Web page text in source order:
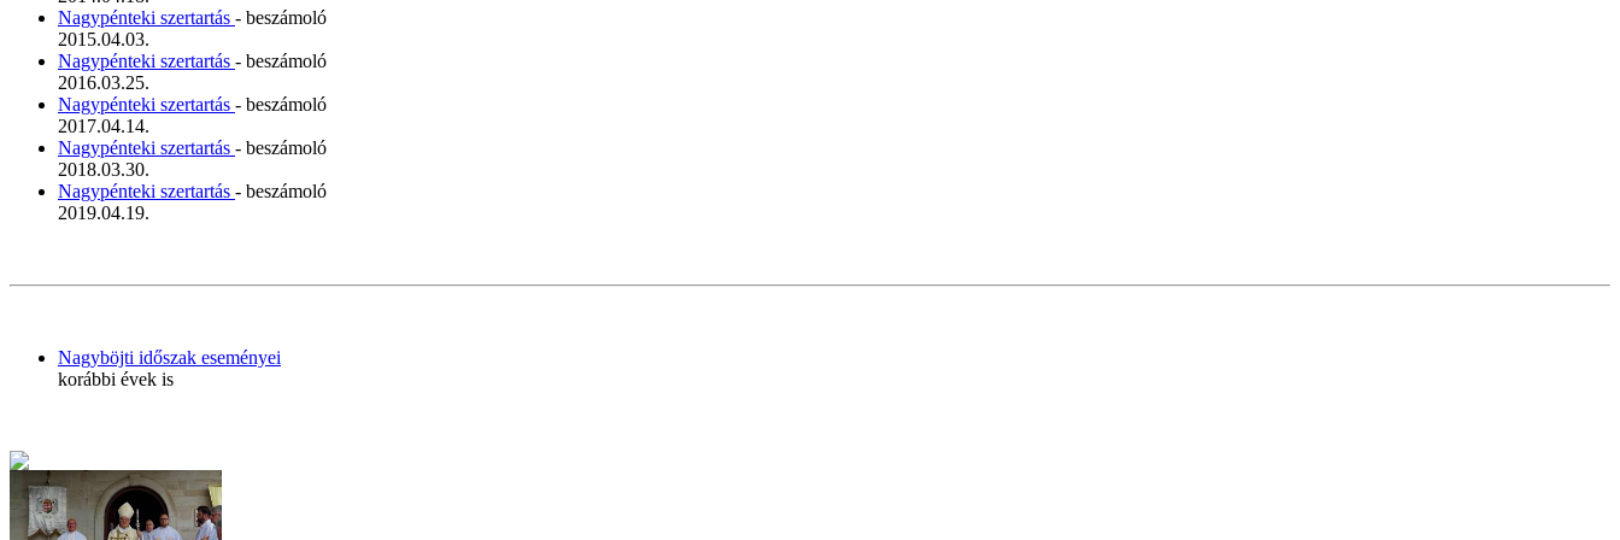
Nagypénteki szertartás - beszámoló
2015.04.03.
Nagypénteki szertartás - beszámoló
2016.03.25.
Nagypénteki szertartás - beszámoló
2017.04.14.
Nagypénteki szertartás - beszámoló
2018.03.30.
Nagypénteki szertartás - beszámoló
2019.04.19.
Nagyböjti időszak eseményei
korábbi évek is